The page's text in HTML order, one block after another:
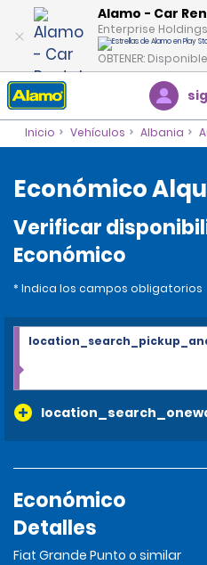
Alamo - Car
Enterprise
OBTENER:
Inicio Vehículos Albania
Económico
Verificar
Económico
* Indica los campos obligatorios
Económico
Detalles
Fiat Grande Punto o similar